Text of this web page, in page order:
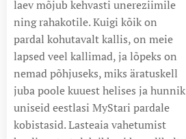
laev mõjub kehvasti unereziimile
ning rahakotile. Kuigi kõik on
pardal kohutavalt kallis, on meie
lapsed veel kallimad, ja lõpeks on
nemad põhjuseks, miks äratuskell
juba poole kuuest helises ja hunnik
uniseid eestlasi MyStari pardale
kobistasid. Lasteaia vahetumist